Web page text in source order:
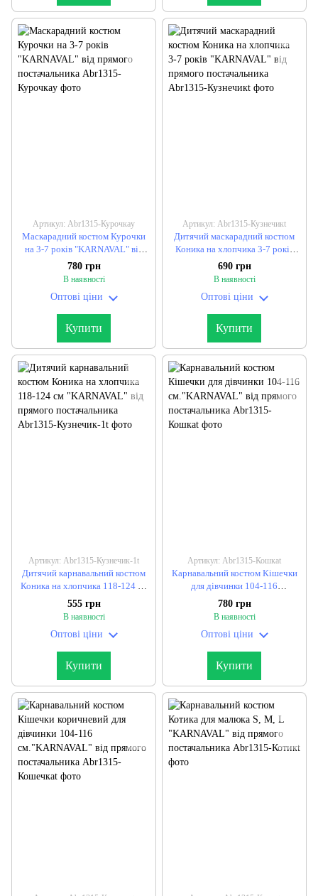
Артикул: Abr1315-Курочкаy
Маскарадний костюм Курочки
на 3-7 років "KARNAVAL" від
прямого постачальника
780 грн
В наявності
Оптові ціни
Купити
Артикул: Abr1315-Кузнечикt
Дитячий маскарадний костюм
Коника на хлопчика 3-7 років
"KARNAVAL" від прямого
постачальника
690 грн
В наявності
Оптові ціни
Купити
Артикул: Abr1315-Кузнечик-1t
Дитячий карнавальний костюм
Коника на хлопчика 118-124 см
"KARNAVAL" від прямого
постачальника
555 грн
В наявності
Оптові ціни
Купити
Артикул: Abr1315-Кошкаt
Карнавальний костюм Кішечки
для дівчинки 104-116
см."KARNAVAL" від прямого
постачальника
780 грн
В наявності
Оптові ціни
Купити